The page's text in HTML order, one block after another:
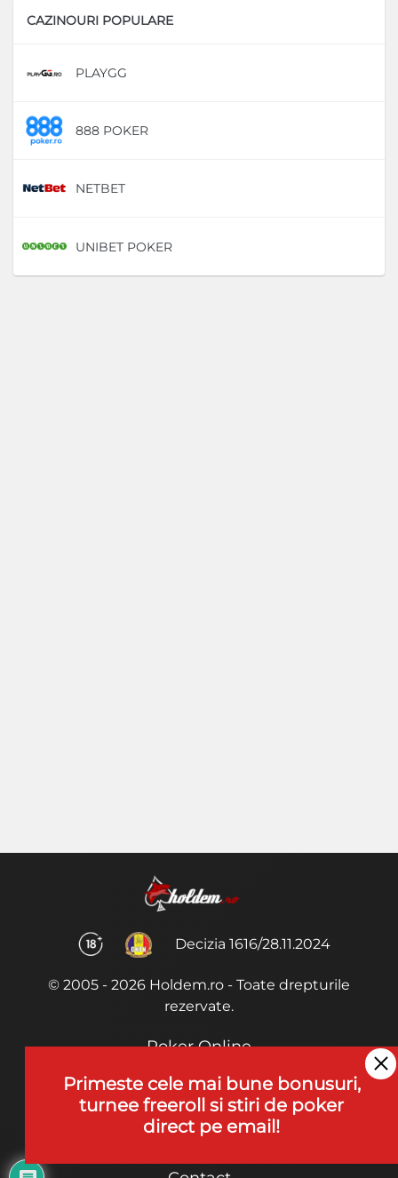
CAZINOURI POPULARE
PLAYGG
888 POKER
NETBET
UNIBET POKER
Decizia 1616/28.11.2024
© 2005 - 2026 Holdem.ro - Toate drepturile
rezervate.
Poker Online
Termeni si Conditii
Joaca Poker
Primeste cele mai bune bonusuri,
turnee freeroll si stiri de poker
direct pe email!